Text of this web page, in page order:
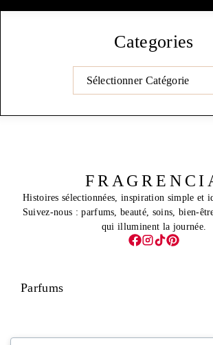
Categories
Catégories
Histoires sélectionnées, inspiration simple et
Suivez-nous : parfums, beauté, soins, bien-
qui illuminent la journée.
Parfums